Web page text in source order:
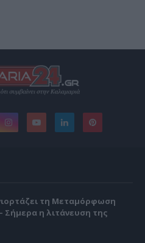
τη Μεταμόρφωση
Σήμερα η λιτάνευση της